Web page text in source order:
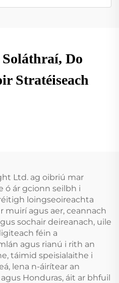
Do
Stratéiseach
Ltd. ag oibriú mar
ó ár gcionn seilbh i
loingseoireachta
muirí agus aer, ceannach
sochair deireanach, uile
féin a
agus rianú i rith an
táimid speisialaithe i
lena n-áirítear an
Honduras, áit ar bhfuil